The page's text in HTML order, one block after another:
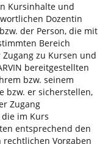
Kursinhalte und
Dozentin
der Person, die mit
Bereich
zu Kursen und
bereitgestellten
bzw. seinem
bzw. er sicherstellen,
Zugang
im Kurs
entsprechend den
Vorgaben